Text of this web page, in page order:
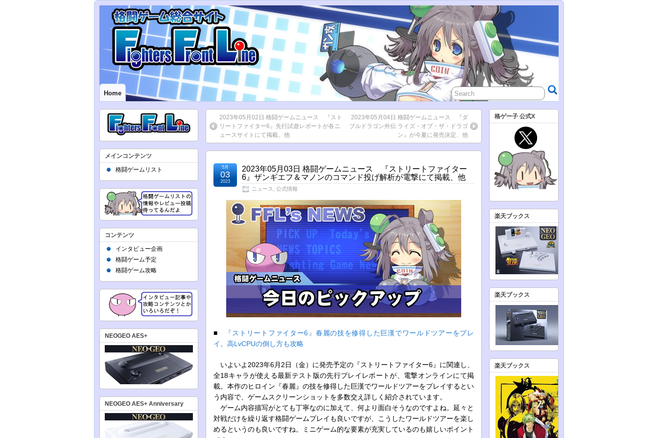
Home
2023年05月02日 格闘ゲームニュース 『スト
リートファイター6』先行試遊レポートが各ニ
ュースサイトにて掲載、他
2023年05月04日 格闘ゲームニュース 『ダ
ブルドラゴン外伝 ライズ・オブ・ザ・ドラゴ
ン』が今夏に発売決定、他
2023年05月03日 格闘ゲームニュース 『ストリートファイター
6』ザンギエフ＆マノンのコマンド投げ解析が電撃にて掲載、他
ニュース 公式情報
5月
03
2023
■
『ストリートファイター6』春麗の技を修得した巨漢でワールドツアーをプレ
イ。高LvCPUの倒し方も攻略
いよいよ2023年6月2日（金）に発売予定の『ストリートファイター6』に関連し、
全18キャラが使える最新テスト版の先行プレイレポートが、電撃オンラインにて掲
載。本作のヒロイン『春麗』の技を修得した巨漢でワールドツアーをプレイするとい
う内容で、ゲームスクリーンショットを多数交え詳しく紹介されています。
ゲーム内容描写がとても丁寧なのに加えて、何より面白そうなのですよね。延々と
対戦だけを繰り返す格闘ゲームプレイも良いですが、こうしたワールドツアーを楽し
めるというのも良いですね。ミニゲーム的な要素が充実しているのも嬉しいポイント
メインコンテンツ
格闘ゲームリスト
コンテンツ
インタビュー企画
格闘ゲーム予定
格闘ゲーム攻略
NEOGEO AES+
NEOGEO AES+ Anniversary
格ゲー子 公式X
楽天ブックス
楽天ブックス
楽天ブックス